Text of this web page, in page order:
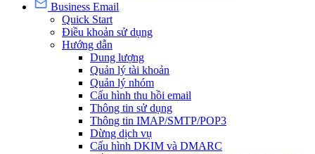
Business Email
Quick Start
Điều khoản sử dụng
Hướng dẫn
Dung lượng
Quản lý tài khoản
Quản lý nhóm
Cấu hình thu hồi email
Thông tin sử dụng
Thông tin IMAP/SMTP/POP3
Dừng dịch vụ
Cấu hình DKIM và DMARC